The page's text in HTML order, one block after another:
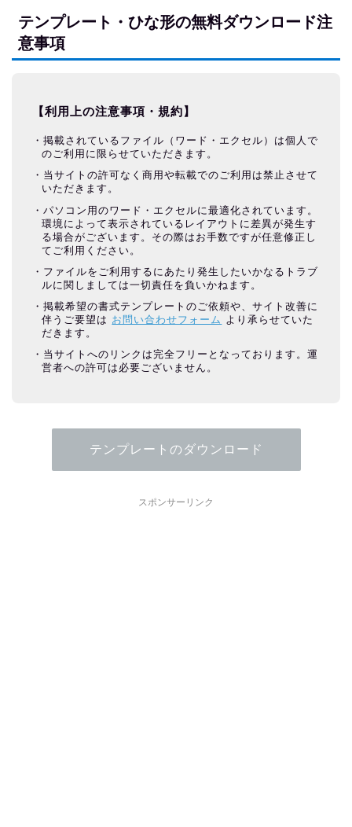
テンプレート・ひな形の無料ダウンロード注
意事項
【利用上の注意事項・規約】
掲載されているファイル（ワード・エクセル）は個人で
のご利用に限らせていただきます。
当サイトの許可なく商用や転載でのご利用は禁止させて
いただきます。
パソコン用のワード・エクセルに最適化されています。
環境によって表示されているレイアウトに差異が発生す
る場合がございます。その際はお手数ですが任意修正し
てご利用ください。
ファイルをご利用するにあたり発生したいかなるトラブ
ルに関しましては一切責任を負いかねます。
掲載希望の書式テンプレートのご依頼や、サイト改善に
伴うご要望は お問い合わせフォーム より承らせていた
だきます。
当サイトへのリンクは完全フリーとなっております。運
営者への許可は必要ございません。
テンプレートのダウンロード
スポンサーリンク